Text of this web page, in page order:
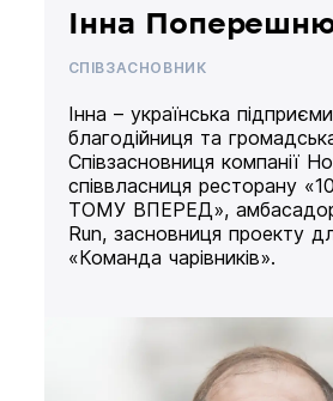
Інна
СПІВЗАСНОВНИК
Інна – українська
благодійниця та
Співзасновниця компанії
співвласниця ресторану
ТОМУ ВПЕРЕД»,
Run, засновниця проекту
«Команда чарівників».